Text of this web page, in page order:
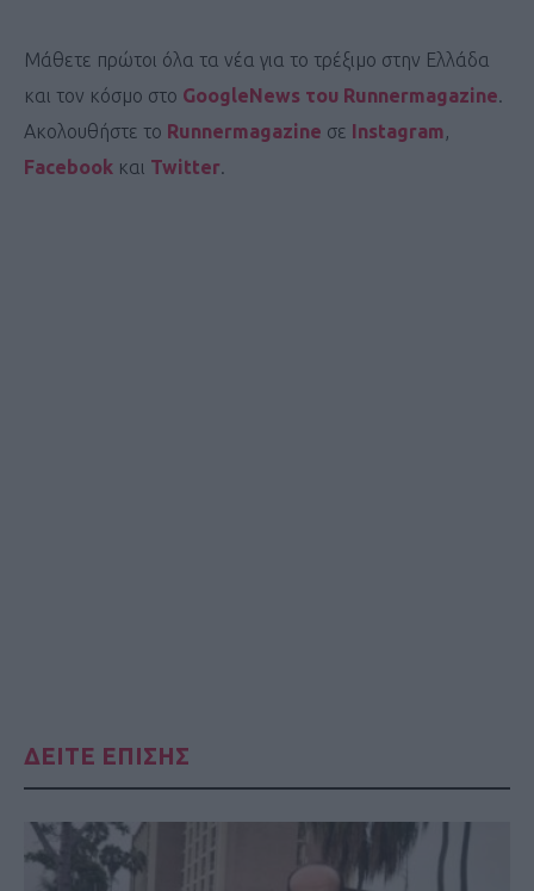
Μάθετε πρώτοι όλα τα νέα για το τρέξιμο στην Ελλάδα
και τον κόσμο στο GoogleNews του Runnermagazine.
Ακολουθήστε το Runnermagazine σε Instagram,
Facebook και Twitter.
ΔΕΙΤΕ ΕΠΙΣΗΣ